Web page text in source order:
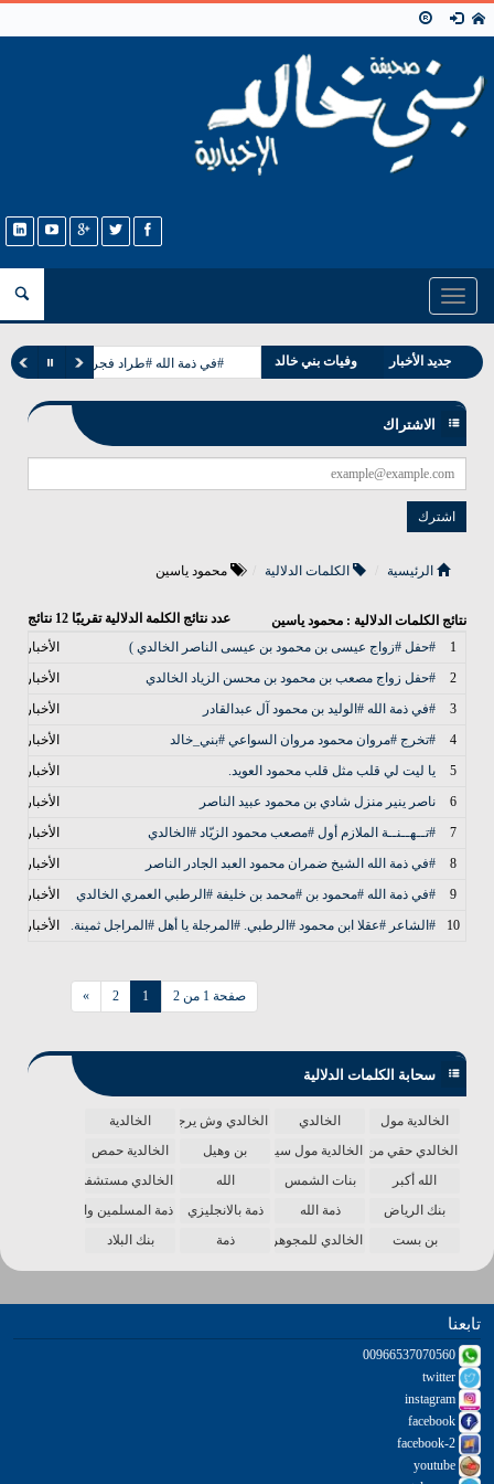
Toggle
navigation
جديد الأخبار وفيات بني خالد #في ذمة الله #طراد فجر طباخ الخالدي
الاشتراك
الرئيسية الكلمات الدلالية محمود ياسين
نتائج الكلمات الدلالية : محمود ياسين عدد نتائج الكلمة الدلالية تقريبًا 12 نتائج
1
#حفل #زواج عيسى بن محمود بن عيسى الناصر الخالدي )
الأخبار
2
#حفل زواج مصعب بن محمود بن محسن الزياد الخالدي
الأخبار
3
#في ذمة الله #الوليد بن محمود آل عبدالقادر
الأخبار
4
#تخرج #مروان محمود مروان السواعي #بني_خالد
الأخبار
5
يا ليت لي قلب مثل قلب محمود العويد.
الأخبار
6
ناصر ينير منزل شادي بن محمود عبيد الناصر
الأخبار
7
#تــهــنــة الملازم أول #مصعب محمود الزيّاد #الخالدي
الأخبار
8
#في ذمة الله الشيخ ضمران محمود العبد الجادر الناصر
الأخبار
9
#في ذمة الله #محمود بن #محمد بن خليفة #الرطبي العمري الخالدي
الأخبار
10
#الشاعر #عقلا ابن محمود #الرطبي. #المرجلة يا أهل #المراجل ثمينة. الأخبار
صفحة 1 من 2 1
2
»
سحابة الكلمات الدلالية
الخالدية مول الخالدي الخالدي وش يرجع
الخالدية
الخالدي حقي من الدنياالخالدية مول سينما بن وهيل
الخالدية حمص
الله أكبر
بنات الشمس الله
الخالدي مستشفى
بنك الرياض
ذمة الله ذمة بالانجليزي
ذمة المسلمين واحدة
بن بست
الخالدي للمجوهرات ذمة بنك البلاد
تابعنا